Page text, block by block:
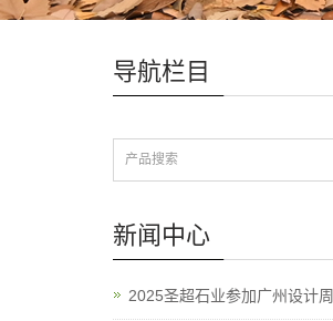
导航栏目
新闻中心
2025圣超石业参加广州设计周